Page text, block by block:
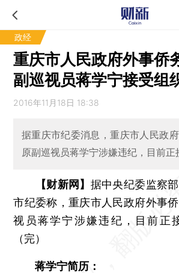
政经
重庆市人民政府外事侨
副巡视员蒋学宁接受组
2016年11月18日 18:38
据重庆市纪委消息，重庆市人民政
原副巡视员蒋学宁涉嫌违纪，目前正
【财新网】 据中央纪委监察
市纪委称，重庆市人民政府外事
视员蒋学宁涉嫌违纪，目前正
（完）
蒋学宁简历：